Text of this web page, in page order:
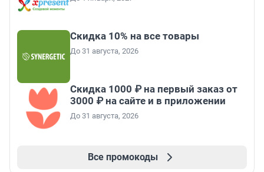
Скидка 10% на все товары
До 31 августа, 2026
Скидка 1000 ₽ на первый заказ от
3000 ₽ на сайте и в приложении
До 31 августа, 2026
Все промокоды